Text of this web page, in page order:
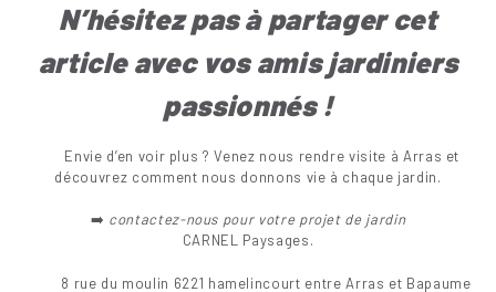
N’hésitez pas à partager cet
article avec vos amis jardiniers
passionnés !
Envie d’en voir plus ? Venez nous rendre visite à Arras et
découvrez comment nous donnons vie à chaque jardin.
➡️ contactez-nous pour votre projet de jardin
CARNEL Paysages.
8 rue du moulin 6221 hamelincourt entre Arras et Bapaume